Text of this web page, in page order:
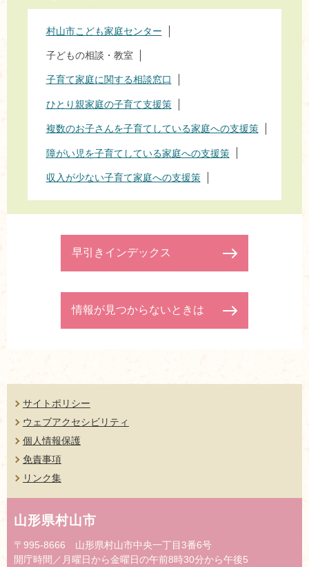
村山市こども家庭センター
子どもの相談・教室
子育て家庭に関する相談窓口
ひとり親家庭の子育て支援策
複数のお子さんを子育てしている家庭への支援策
障がい児を子育てしている家庭への支援策
収入が少ない子育て家庭への支援策
早引きインデックス
情報が見つからないときは
サイトポリシー
ウェブアクセシビリティ
個人情報保護
免責事項
リンク集
山形県村山市
〒995-8666 山形県村山市中央一丁目3番6号
開庁時間／月曜日から金曜日の午前8時30分から午後5